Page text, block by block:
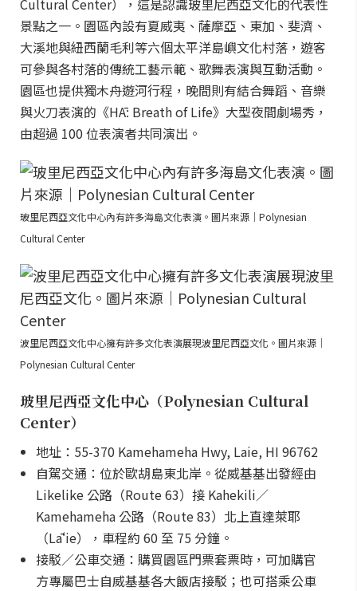
Cultural Center），這是認識玻里尼西亞文化的代表性
景點之一。園區內設有夏威夷、薩摩亞、東加、斐濟、
大溪地與紐西蘭毛利等六個太平洋島嶼文化村落，遊客
可參與各村落的傳統工藝示範、歌舞表演與互動活動。
園區也提供獨木舟遊河行程，晚間則有結合舞蹈、音樂
與火刀表演的《HĀ: Breath of Life》大型夜間劇場秀，
由超過 100 位表演者共同演出。
玻里尼西亞文化中心內有許多海島文化表演。圖片來源｜Polynesian
Cultural Center
波里尼西亞文化中心擁有許多文化表演展現波里尼西亞文化。圖片來源｜
Polynesian Cultural Center
玻里尼西亞文化中心（Polynesian Cultural
Center）
地址：55-370 Kamehameha Hwy, Laie, HI 96762
自駕交通：位於歐胡島東北岸。從威基基出發經由
Likelike 公路（Route 63）接 Kahekili／
Kamehameha 公路（Route 83）北上直達萊耶
（Lāʻie），車程約 60 至 75 分鐘。
接駁／公車交通：購買園區門票套票時，可加購官
方專屬巴士自威基基各大飯店接駁；也可搭乘公車